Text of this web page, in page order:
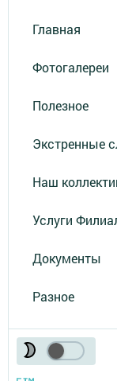
Главная
Фотогалереи
Полезное
Экстренные
Наш
Услуги
Документы
Разное